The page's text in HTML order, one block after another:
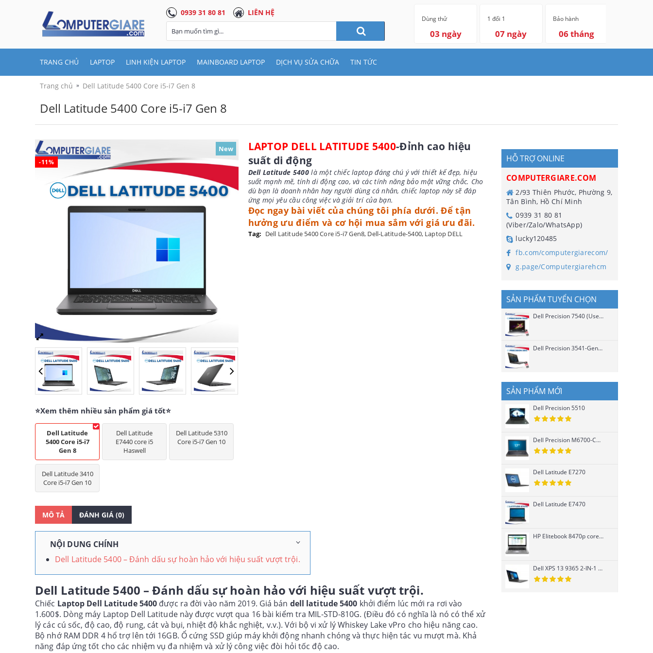
0939 31 80 81 LIÊN HỆ
Dùng thử
03 ngày
1 đổi 1
07 ngày
Bảo hành
06 tháng
TRANG CHỦ LAPTOP LINH KIỆN LAPTOP MAINBOARD LAPTOP DỊCH VỤ SỬA CHỮA TIN TỨC
Trang chủ Dell Latitude 5400 Core i5-i7 Gen 8
Dell Latitude 5400 Core i5-i7 Gen 8
New
-11%
⭐Xem thêm nhiều sản phẩm giá tốt⭐
Dell Latitude
5400 Core i5-i7
Gen 8
Dell Latitude
E7440 core i5
Haswell
Dell Latitude 5310
Core i5-i7 Gen 10
Dell Latitude 3410
Core i5-i7 Gen 10
LAPTOP DELL LATITUDE 5400-Đỉnh cao hiệu
suất di động
Dell Latitude 5400là một chiếc laptop đáng chú ý với thiết kế đẹp, hiệu
suất mạnh mẽ, tính di động cao, và các tính năng bảo mật vững chắc. Cho
dù bạn là doanh nhân hay người dùng cá nhân, chiếc laptop này sẽ đáp
ứng mọi yêu cầu công việc và giải trí của bạn.
Đọc ngay bài viết của chúng tôi phía dưới. Để tận
hưởng ưu điểm và cơ hội mua sắm với giá ưu đãi.
Tag: Dell Latitude 5400 Core i5-i7 Gen8, Dell-Latitude-5400, Laptop DELL
MÔ TẢ ĐÁNH GIÁ (0)
NỘI DUNG CHÍNH
Dell Latitude 5400 – Đánh dấu sự hoàn hảo với hiệu suất vượt trội.
Dell Latitude 5400 – Đánh dấu sự hoàn hảo với hiệu suất vượt trội.
Chiếc Laptop Dell Latitude 5400 được ra đời vào năm 2019. Giá bán dell latitude 5400 khởi điểm lúc mới ra rơi vào
1.600$. Dòng máy Laptop Dell Latitude này được vượt qua 16 bài kiểm tra MIL-STD-810G. (Điều đó có nghĩa là nó có thể xử
lý các cú sốc, độ cao, độ rung, cát và bụi, nhiệt độ khắc nghiệt, v.v.). Với bộ vi xử lý Whiskey Lake vPro cho hiệu năng cao.
Bộ nhớ RAM DDR 4 hổ trợ lên tới 16GB. Ổ cứng SSD giúp máy khởi động nhanh chóng và thực hiện tác vu mượt mà. Khả
năng đáp ứng tốt cho các nhiệm vụ đa nhiệm và xử lý công việc đòi hỏi tốc độ cao.
HỖ TRỢ ONLINE
COMPUTERGIARE.COM
2/93 Thiên Phước, Phường 9,
Tân Bình, Hồ Chí Minh
0939 31 80 81
(Viber/Zalo/WhatsApp)
lucky120485
fb.com/computergiarecom/
g.page/Computergiarehcm
SẢN PHẨM TUYỂN CHỌN
Dell Precision 7540 (Used)
Dell Precision 3541-Gen 9 Chip H (Used)
SẢN PHẨM MỚI
Dell Precision 5510
Dell Precision M6700-Core i7 3740QM-K3000M
Dell Latitude E7270
Dell Latitude E7470
HP Elitebook 8470p core i7 Ivy Bridge 3520M, Card rời
Dell XPS 13 9365 2-IN-1 cảm ứng Core i7